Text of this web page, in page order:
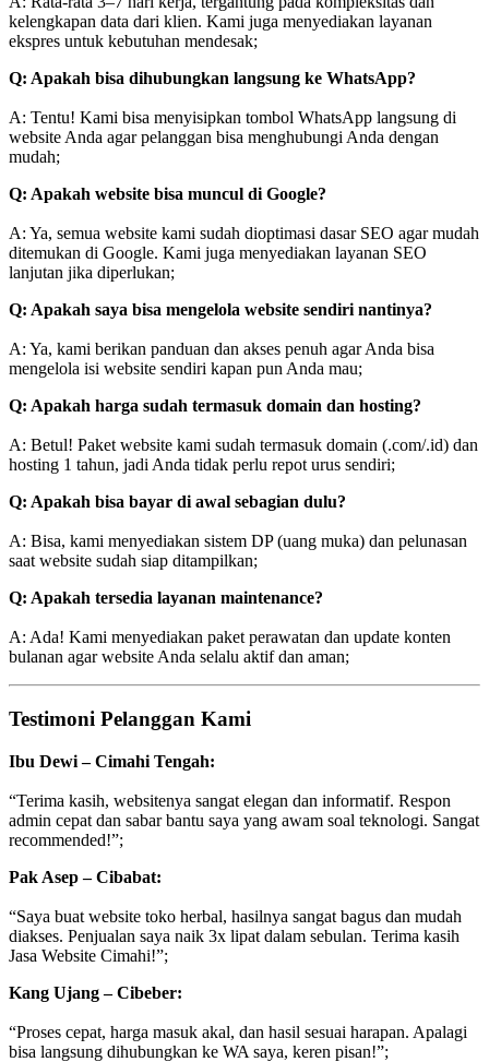
kelengkapan data dari klien. Kami juga menyediakan layanan
ekspres untuk kebutuhan mendesak;
Q: Apakah bisa dihubungkan langsung ke WhatsApp?
A: Tentu! Kami bisa menyisipkan tombol WhatsApp langsung di
website Anda agar pelanggan bisa menghubungi Anda dengan
mudah;
Q: Apakah website bisa muncul di Google?
A: Ya, semua website kami sudah dioptimasi dasar SEO agar mudah
ditemukan di Google. Kami juga menyediakan layanan SEO
lanjutan jika diperlukan;
Q: Apakah saya bisa mengelola website sendiri nantinya?
A: Ya, kami berikan panduan dan akses penuh agar Anda bisa
mengelola isi website sendiri kapan pun Anda mau;
Q: Apakah harga sudah termasuk domain dan hosting?
A: Betul! Paket website kami sudah termasuk domain (.com/.id) dan
hosting 1 tahun, jadi Anda tidak perlu repot urus sendiri;
Q: Apakah bisa bayar di awal sebagian dulu?
A: Bisa, kami menyediakan sistem DP (uang muka) dan pelunasan
saat website sudah siap ditampilkan;
Q: Apakah tersedia layanan maintenance?
A: Ada! Kami menyediakan paket perawatan dan update konten
bulanan agar website Anda selalu aktif dan aman;
Testimoni Pelanggan Kami
Ibu Dewi – Cimahi Tengah:
“Terima kasih, websitenya sangat elegan dan informatif. Respon
admin cepat dan sabar bantu saya yang awam soal teknologi. Sangat
recommended!”;
Pak Asep – Cibabat:
“Saya buat website toko herbal, hasilnya sangat bagus dan mudah
diakses. Penjualan saya naik 3x lipat dalam sebulan. Terima kasih
Jasa Website Cimahi!”;
Kang Ujang – Cibeber:
“Proses cepat, harga masuk akal, dan hasil sesuai harapan. Apalagi
bisa langsung dihubungkan ke WA saya, keren pisan!”;